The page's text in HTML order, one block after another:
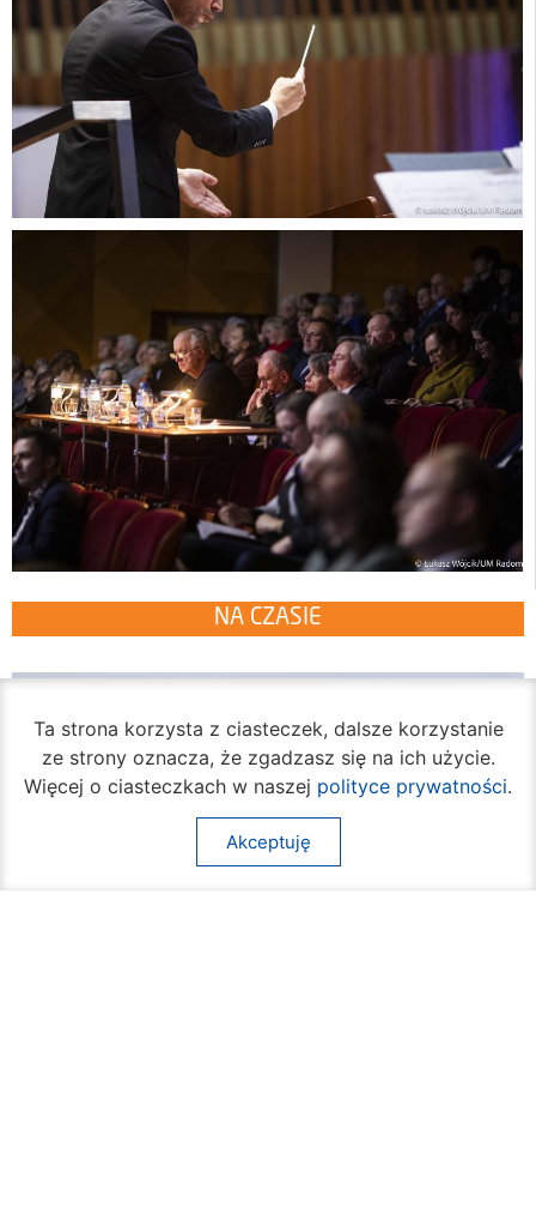
NA CZASIE
Ta strona korzysta z ciasteczek, dalsze korzystanie
ze strony oznacza, że zgadzasz się na ich użycie.
Więcej o ciasteczkach w naszej polityce prywatności.
Akceptuję